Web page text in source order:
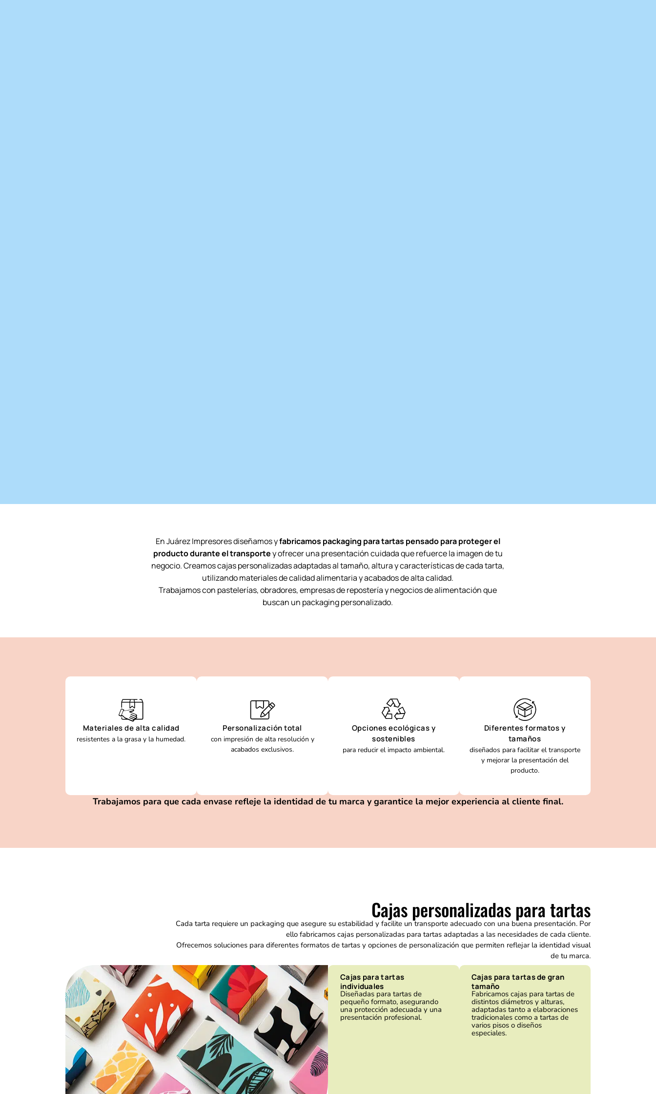
En Juárez Impresores diseñamos yfabricamos packaging para tartas pensado para proteger el
producto durante el transportey ofrecer una presentación cuidada que refuerce la imagen de tu
negocio. Creamos cajas personalizadas adaptadas al tamaño, altura y características de cada tarta,
utilizando materiales de calidad alimentaria y acabados de alta calidad.
Trabajamos con pastelerías, obradores, empresas de repostería y negocios de alimentación que
buscan un packaging personalizado.
Materiales de alta calidad
resistentes a la grasa y la humedad.
Personalización total
con impresión de alta resolución y
acabados exclusivos.
Opciones ecológicas y
sostenibles
para reducir el impacto ambiental.
Diferentes formatos y
tamaños
diseñados para facilitar el transporte
y mejorar la presentación del
producto.
Trabajamos para que cada envase refleje la identidad de tu marca y garantice la mejor experiencia al cliente final.
Cajas personalizadas para tartas
Cada tarta requiere un packaging que asegure su estabilidad y facilite un transporte adecuado con una buena presentación. Por
ello fabricamos cajas personalizadas para tartas adaptadas a las necesidades de cada cliente.
Ofrecemos soluciones para diferentes formatos de tartas y opciones de personalización que permiten reflejar la identidad visual
de tu marca.
Cajas para tartas
individuales
Diseñadas para tartas de
pequeño formato, asegurando
una protección adecuada y una
presentación profesional.
Cajas para tartas de gran
tamaño
Fabricamos cajas para tartas de
distintos diámetros y alturas,
adaptadas tanto a elaboraciones
tradicionales como a tartas de
varios pisos o diseños
especiales.